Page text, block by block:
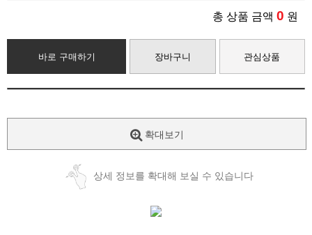
총 상품 금액 0 원
바로 구매하기 장바구니 관심상품
확대보기
상세 정보를 확대해 보실 수 있습니다